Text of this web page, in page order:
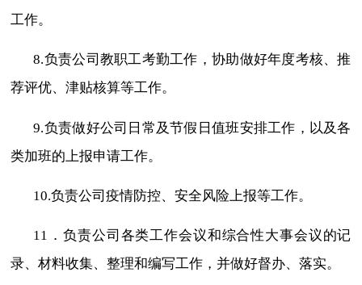
工作。
8.负责公司教职工考勤工作，协助做好年度考核、推
荐评优、津贴核算等工作。
9.负责做好公司日常及节假日值班安排工作，以及各
类加班的上报申请工作。
10.负责公司疫情防控、安全风险上报等工作。
11 ．负责公司各类工作会议和综合性大事会议的记
录、材料收集、整理和编写工作，并做好督办、落实。